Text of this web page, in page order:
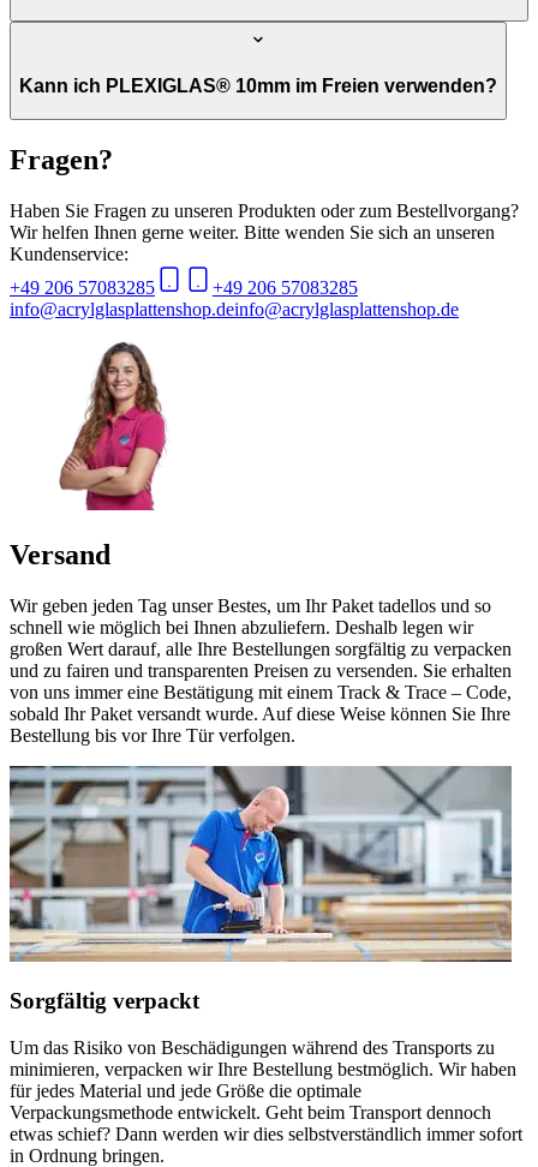
Kann ich PLEXIGLAS® 10mm im Freien verwenden?
Fragen?
Haben Sie Fragen zu unseren Produkten oder zum Bestellvorgang?
Wir helfen Ihnen gerne weiter. Bitte wenden Sie sich an unseren
Kundenservice:
+49 206 57083285
+49 206 57083285
info@acrylglasplattenshop.deinfo@acrylglasplattenshop.de
Versand
Wir geben jeden Tag unser Bestes, um Ihr Paket tadellos und so
schnell wie möglich bei Ihnen abzuliefern. Deshalb legen wir
großen Wert darauf, alle Ihre Bestellungen sorgfältig zu verpacken
und zu fairen und transparenten Preisen zu versenden. Sie erhalten
von uns immer eine Bestätigung mit einem Track & Trace – Code,
sobald Ihr Paket versandt wurde. Auf diese Weise können Sie Ihre
Bestellung bis vor Ihre Tür verfolgen.
Sorgfältig verpackt
Um das Risiko von Beschädigungen während des Transports zu
minimieren, verpacken wir Ihre Bestellung bestmöglich. Wir haben
für jedes Material und jede Größe die optimale
Verpackungsmethode entwickelt. Geht beim Transport dennoch
etwas schief? Dann werden wir dies selbstverständlich immer sofort
in Ordnung bringen.